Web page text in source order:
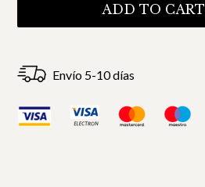
ADD TO CART
Envío 5-10 días